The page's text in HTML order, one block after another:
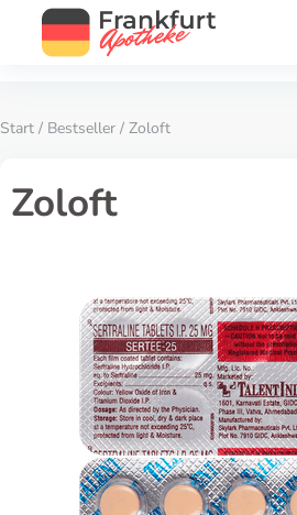
Start / Bestseller / Zoloft
Zoloft